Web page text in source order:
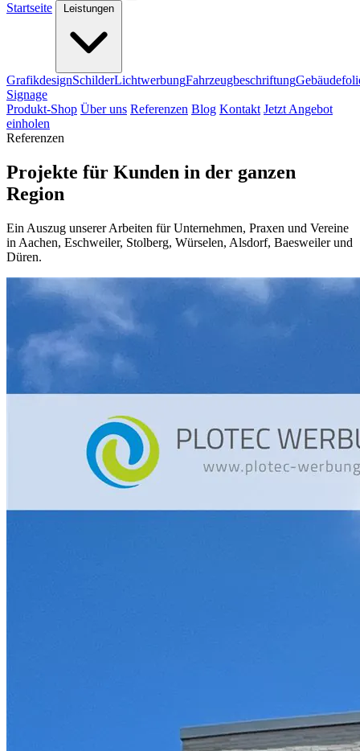
Startseite
GrafikdesignSchilderLichtwerbungFahrzeugbeschriftung
Signage
Produkt-Shop Über uns Referenzen Blog Kontakt Jetzt Angebot
einholen
Referenzen
Projekte für Kunden in der ganzen
Region
Ein Auszug unserer Arbeiten für Unternehmen, Praxen und Vereine
in Aachen, Eschweiler, Stolberg, Würselen, Alsdorf, Baesweiler und
Düren.